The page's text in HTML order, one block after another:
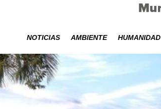
NOTICIAS AMBIENTE HUMANIDAD